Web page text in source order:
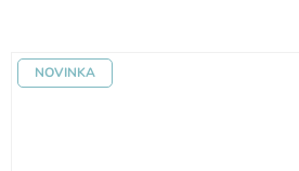
NOVINKA